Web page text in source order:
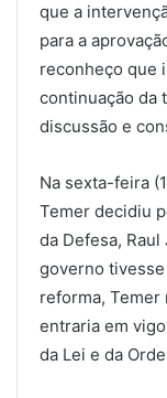
que a
para a
reconheço que
continuação da
discussão e
Na sexta-feira
Temer decidiu
da Defesa,
governo
reforma,
entraria em
da Lei e da